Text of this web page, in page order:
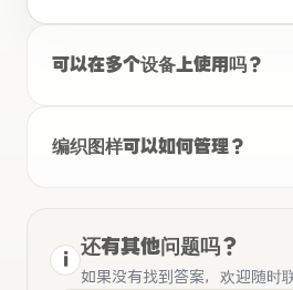
可以在多个设备上使用吗？
编织图样可以如何管理？
i 还有其他问题吗？
如果没有找到答案，欢迎随时